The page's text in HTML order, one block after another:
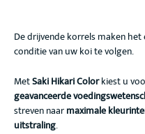
De drijvende korrels maken
conditie van uw koi te volgen.
MetSaki Hikari Colorkiest u
geavanceerde
streven naarmaximale
uitstraling.